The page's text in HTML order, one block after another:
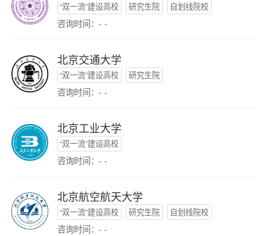
“双一流”建设高校 研究生院 自划线院校
咨询时间：- -
北京交通大学
“双一流”建设高校 研究生院
咨询时间：- -
北京工业大学
“双一流”建设高校
咨询时间：- -
北京航空航天大学
“双一流”建设高校 研究生院 自划线院校
咨询时间：- -